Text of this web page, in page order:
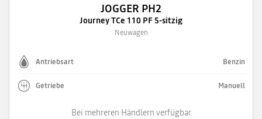
JOGGER PH2
Journey TCe 110 PF 5-sitzig
Neuwagen
Antriebsart Benzin
Getriebe Manuell
Bei mehreren Händlern verfügbar